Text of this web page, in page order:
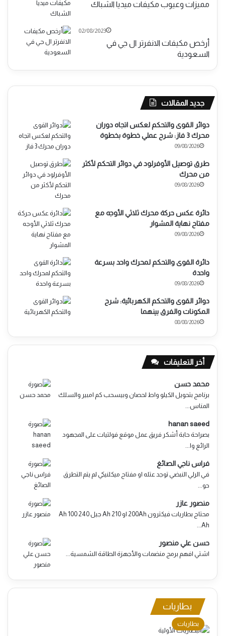
مميزات وعيوب مكيفات ميديا الشباك
02/08/2023
أرخص مكيفات الانفرتر ال جي في
السعودية
جديد المقالات
دوائر القوى والتحكم لعكس اتجاه دوران
محرك 3 فاز: شرح عملي خطوة بخطوة
09/08/2026
طرق توصيل الأوفرلود في دوائر التحكم لأكثر
من محرك
09/08/2026
دائرة عكس حركة محرك ثلاثي الأوجه مع
مفتاح نهاية المشوار
09/08/2026
دائرة القوى والتحكم لمحرك واحد بسرعة
واحدة
09/08/2026
دوائر القوى والتحكم الكهربائية: شرح
المكونات والفرق بينهما
08/08/2026
أخر التعليقات
محمد حسن
برنامج بتحويل الكيلو واط لحصان وبيسحب كم امبير والسلك
المناس...
hanan saeed
بصراحة حابة أشكر فريق عمل موقع فولتيات على المجهود
الرائع وا...
فراس ناجي الصائغ
في الرلي النبضي توجد عتله او مفتاح ميكلنيكي لم يتم التطرق
حو...
منصور عازر
محتاج بطاريات فيكترون 200Ah او 210 Ah جيل 240 Ah 100
Ah...
حسن علي منصور
اشتي افهم برمج منضمات والأجهزة الطاقة الشمسية...
بطاريات
بطاريات